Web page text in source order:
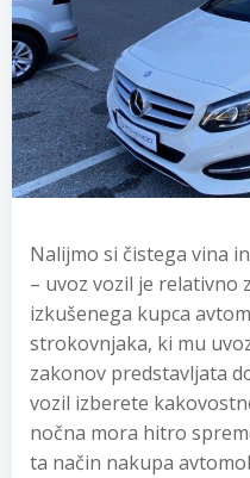
Nalijmo si čistega vina
– uvoz vozil je relativno
izkušenega kupca
strokovnjaka, ki mu
zakonov predstavljata
vozil izberete
nočna mora hitro
ta način nakupa